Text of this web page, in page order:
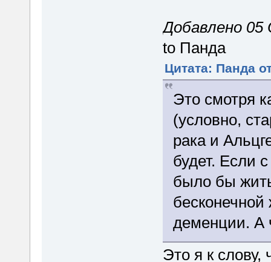
Добавлено 05
to Панда
Цитата: Панда
Это смотря
(условно,
рака и
будет. Если
было бы
деменции. А
Это я к слову,